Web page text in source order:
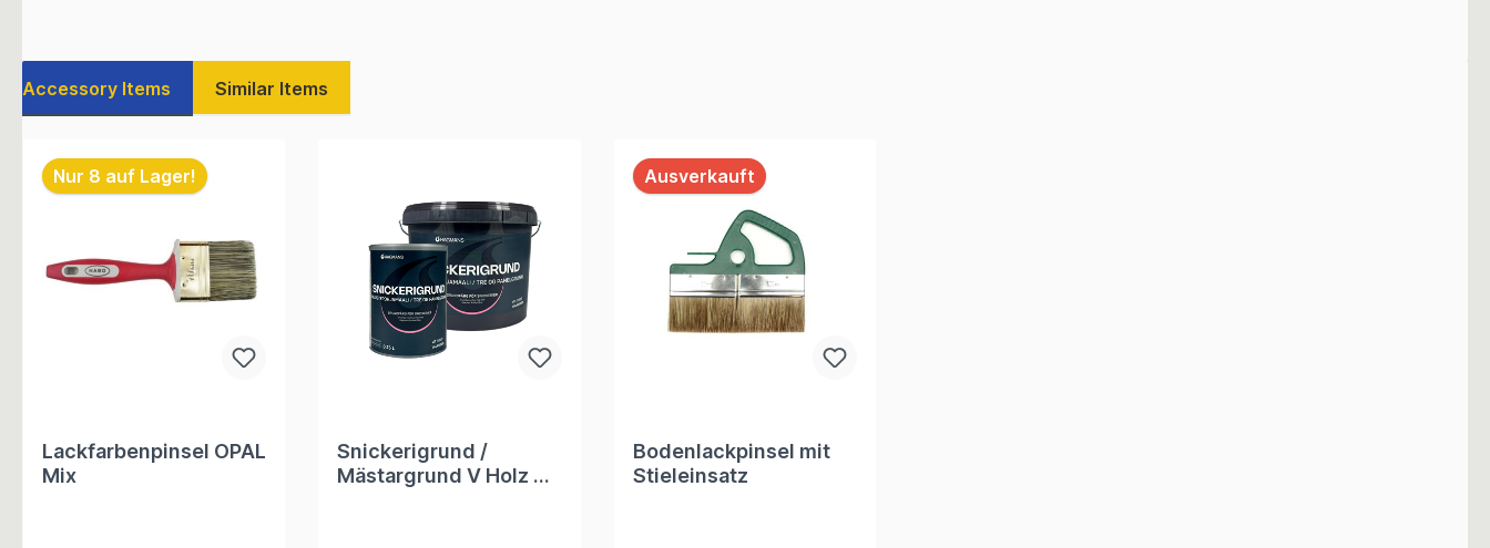
Accessory Items Similar Items
Nur 8 auf Lager!
Lackfarbenpinsel OPAL
Mix
Snickerigrund /
Mästargrund V Holz &
Ausverkauft
Bodenlackpinsel mit
Stieleinsatz